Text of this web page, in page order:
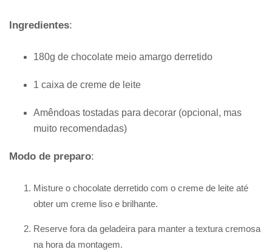
Ingredientes:
180g de chocolate meio amargo derretido
1 caixa de creme de leite
Amêndoas tostadas para decorar (opcional, mas
muito recomendadas)
Modo de preparo:
Misture o chocolate derretido com o creme de leite até
obter um creme liso e brilhante.
Reserve fora da geladeira para manter a textura cremosa
na hora da montagem.